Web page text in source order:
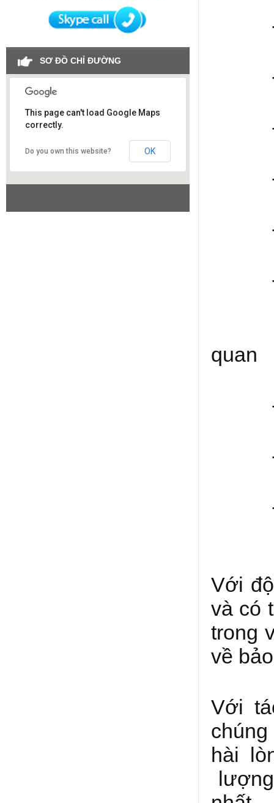
SƠ ĐỒ CHỈ ĐƯỜNG
Công ty SAO VIỆT
This page can't load Google Maps
correctly.
Do you own this website? OK
-
-
-
-
-
-
quan
-
-
-
Với
và có
trong
về
Với
hài